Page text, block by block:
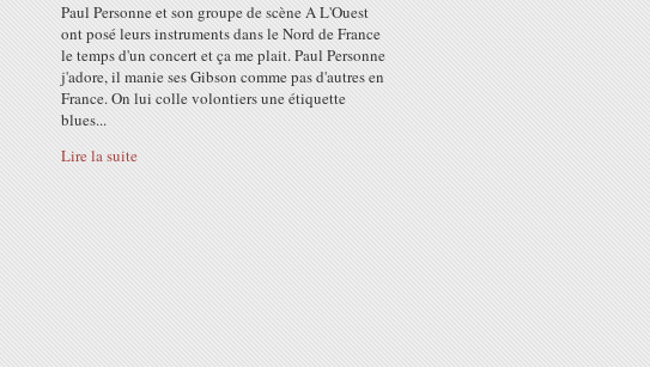
Paul Personne et son groupe de scène A L'Ouest
ont posé leurs instruments dans le Nord de France
le temps d'un concert et ça me plait. Paul Personne
j'adore, il manie ses Gibson comme pas d'autres en
France. On lui colle volontiers une étiquette
blues...
Lire la suite